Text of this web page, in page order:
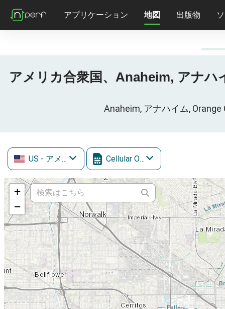
アプリケーション 地図 出版物
アメリカ合衆国、Anaheim, アナ
Anaheim, アナハイム,
US - アメリカ合衆国 Cellular One
+
−